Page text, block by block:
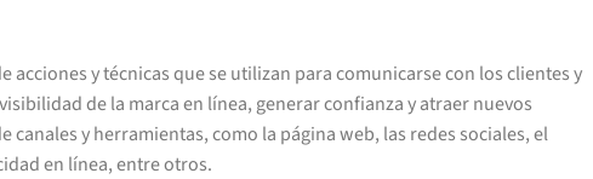
y técnicas que se utilizan para comunicarse con los clientes y
de la marca en línea, generar confianza y atraer nuevos
y herramientas, como la página web, las redes sociales, el
en línea, entre otros.